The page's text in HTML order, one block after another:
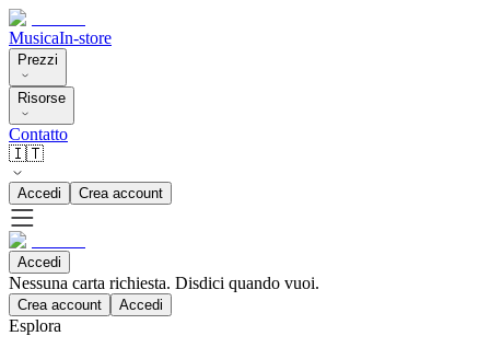
MusicaIn-store
Prezzi
Risorse
Contatto
🇮🇹
Accedi Crea account
Accedi
Nessuna carta richiesta. Disdici quando vuoi.
Crea account Accedi
Esplora